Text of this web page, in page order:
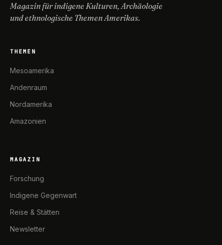
Magazin für indigene Kulturen, Archäologie
und ethnologische Themen Amerikas.
THEMEN
Mesoamerika
Andenraum
Nordamerika
Amazonien
MAGAZIN
Forschung
Indigene Gegenwart
Reise & Stätten
Newsletter